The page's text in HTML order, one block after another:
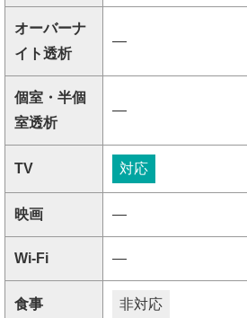
オーバーナ
イト透析
―
個室・半個
室透析
―
TV 対応
映画 ―
Wi-Fi ―
食事 非対応